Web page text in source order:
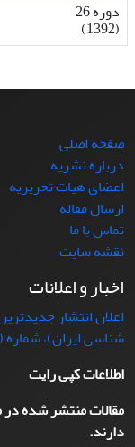
دوره 26
(1392)
صفحه اصلی
درباره نشریه
اعضای هیات تحریریه
ارسال مقاله
تماس با ما
نقشه سایت
اخبار و اعلانات
اعلان انتشار
شناسی ایران)، شماره (3)37
اطلاعات کپی رایت
مقالات منتشر شده
دارند.